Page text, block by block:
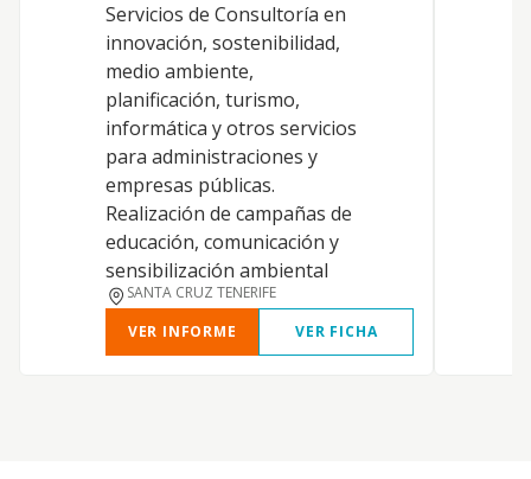
Servicios de Consultoría en
innovación, sostenibilidad,
medio ambiente,
planificación, turismo,
informática y otros servicios
para administraciones y
empresas públicas.
Realización de campañas de
educación, comunicación y
sensibilización ambiental
SANTA CRUZ TENERIFE
VER INFORME
VER FICHA